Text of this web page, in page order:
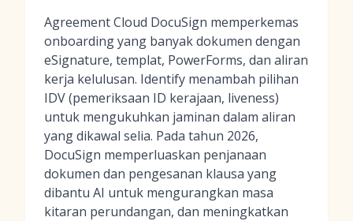
Agreement Cloud DocuSign memperkemas
onboarding yang banyak dokumen dengan
eSignature, templat, PowerForms, dan aliran
kerja kelulusan. Identify menambah pilihan
IDV (pemeriksaan ID kerajaan, liveness)
untuk mengukuhkan jaminan dalam aliran
yang dikawal selia. Pada tahun 2026,
DocuSign memperluaskan penjanaan
dokumen dan pengesanan klausa yang
dibantu AI untuk mengurangkan masa
kitaran perundangan, dan meningkatkan